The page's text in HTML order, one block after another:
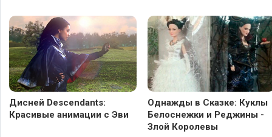
Дисней Descendants:
Красивые анимации с Эви
Однажды в Сказке: Куклы
Белоснежки и Реджины -
Злой Королевы